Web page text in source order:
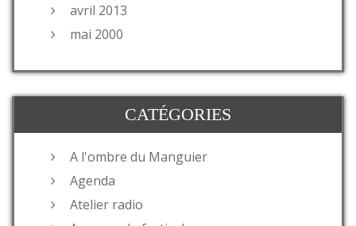
avril 2013
mai 2000
CATÉGORIES
A l'ombre du Manguier
Agenda
Atelier radio